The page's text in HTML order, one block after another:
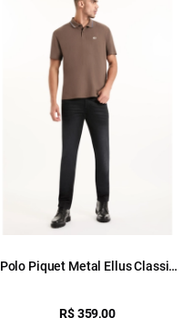
Polo Piquet Metal Ellus Classic
R$ 359,00